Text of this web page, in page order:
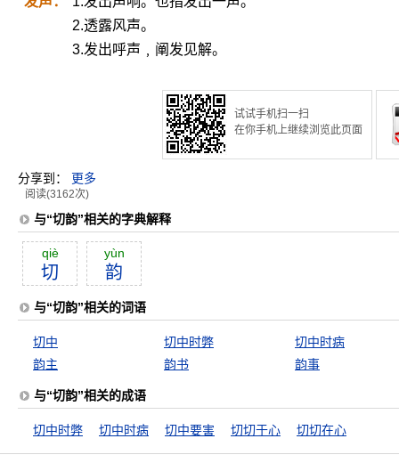
2.透露风声。
3.发出呼声﹐阐发见解。
试试手机扫一扫
在你手机上继续浏览此页面
分享到： 更多
阅读(3162次)
与“切韵”相关的字典解释
qiè
切
yùn
韵
与“切韵”相关的词语
切中 切中时弊
切中时病
韵主
韵书 韵事
与“切韵”相关的成语
切中时弊 切中时病 切中要害 切切于心 切切在心